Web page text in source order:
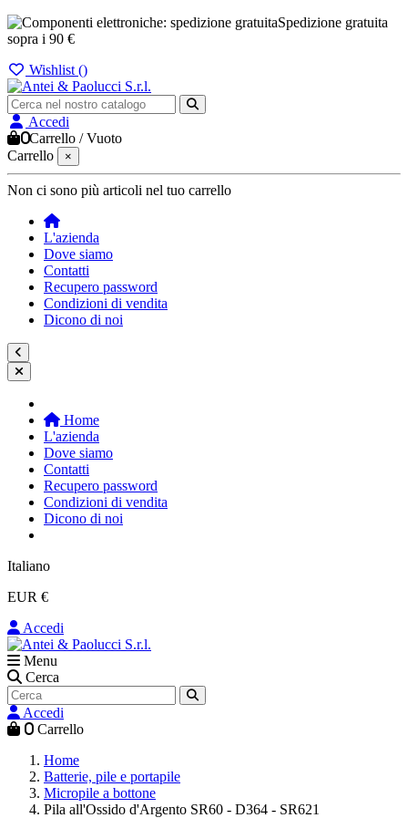
Spedizione gratuita
sopra i 90 €
Wishlist ()
Accedi
0Carrello /Vuoto
Carrello
×
Non ci sono più articoli nel tuo carrello
L'azienda
Dove siamo
Contatti
Recupero password
Condizioni di vendita
Dicono di noi
Home
L'azienda
Dove siamo
Contatti
Recupero password
Condizioni di vendita
Dicono di noi
Italiano
EUR €
Accedi
Menu
Cerca
Accedi
0 Carrello
Home
Batterie, pile e portapile
Micropile a bottone
Pila all'Ossido d'Argento SR60 - D364 - SR621